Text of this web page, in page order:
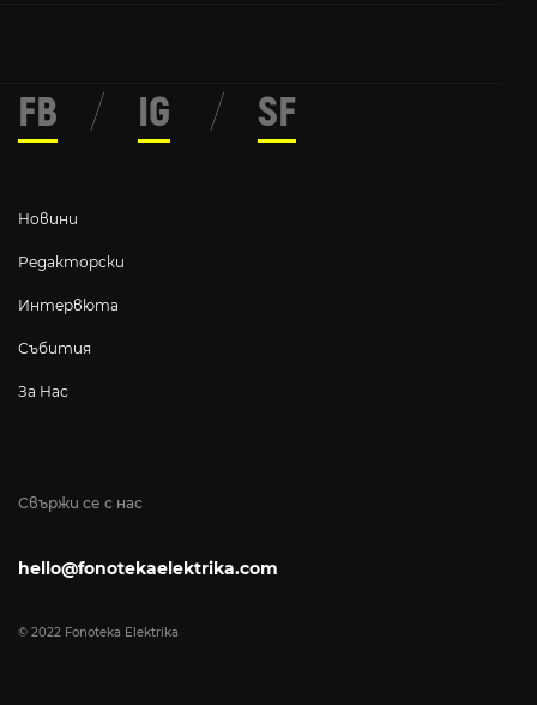
Свържи се с нас
hello@fonotekaelektrika.com
© 2022 Fonoteka Elektrika
Новини
Редакторски
Интервюта
Събития
За Нас
FB / IG / SF